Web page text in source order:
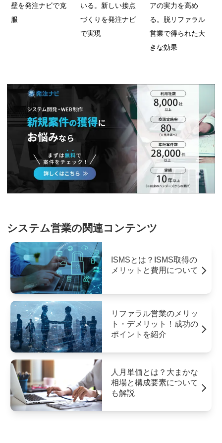
壁を発注ナビで克
服
いる。新しい接点
づくりを発注ナビ
で実現
アの実力を高め
る。脱リファラル
営業で得られた大
きな効果
システム営業の関連コンテンツ
ISMSとは？ISMS取得の
メリットと費用について
リファラル営業のメリッ
ト・デメリット！成功の
ポイントを紹介
人月単価とは？大まかな
相場と構成要素について
も解説